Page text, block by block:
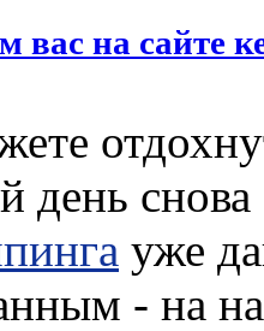
вас на сайте
день
уже
- на